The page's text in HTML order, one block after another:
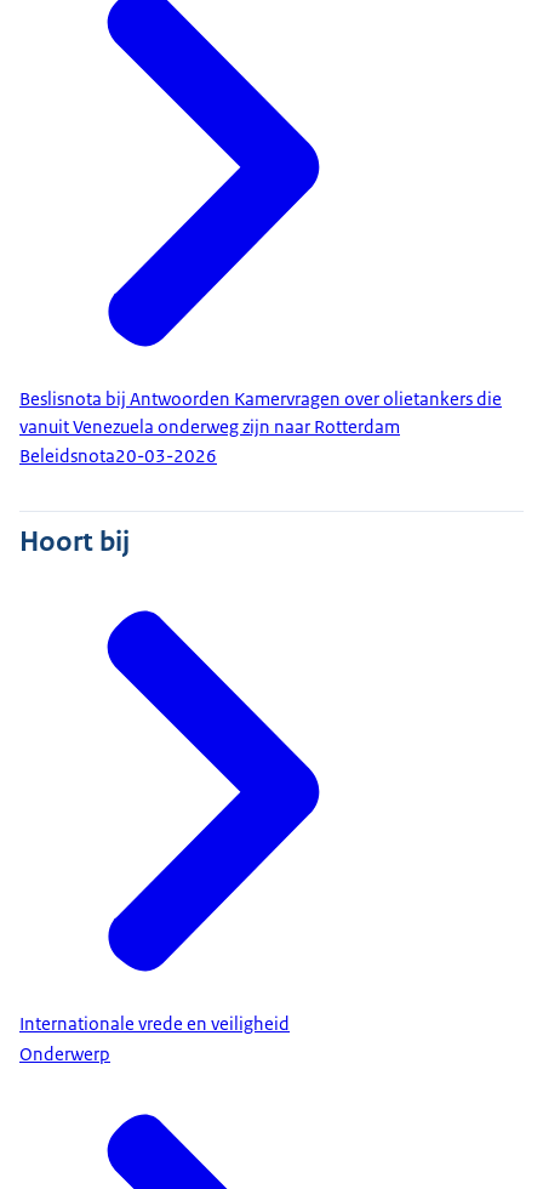
Beslisnota bij Antwoorden Kamervragen over olietankers die
vanuit Venezuela onderweg zijn naar Rotterdam
Beleidsnota20-03-2026
Hoort bij
Internationale vrede en veiligheid
Onderwerp